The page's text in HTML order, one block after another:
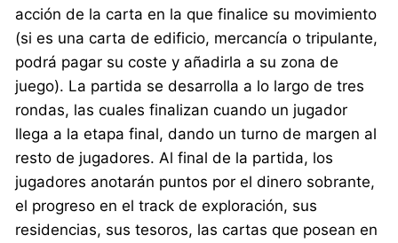
acción de la carta en la que finalice su movimiento
(si es una carta de edificio, mercancía o tripulante,
podrá pagar su coste y añadirla a su zona de
juego). La partida se desarrolla a lo largo de tres
rondas, las cuales finalizan cuando un jugador
llega a la etapa final, dando un turno de margen al
resto de jugadores. Al final de la partida, los
jugadores anotarán puntos por el dinero sobrante,
el progreso en el track de exploración, sus
residencias, sus tesoros, las cartas que posean en